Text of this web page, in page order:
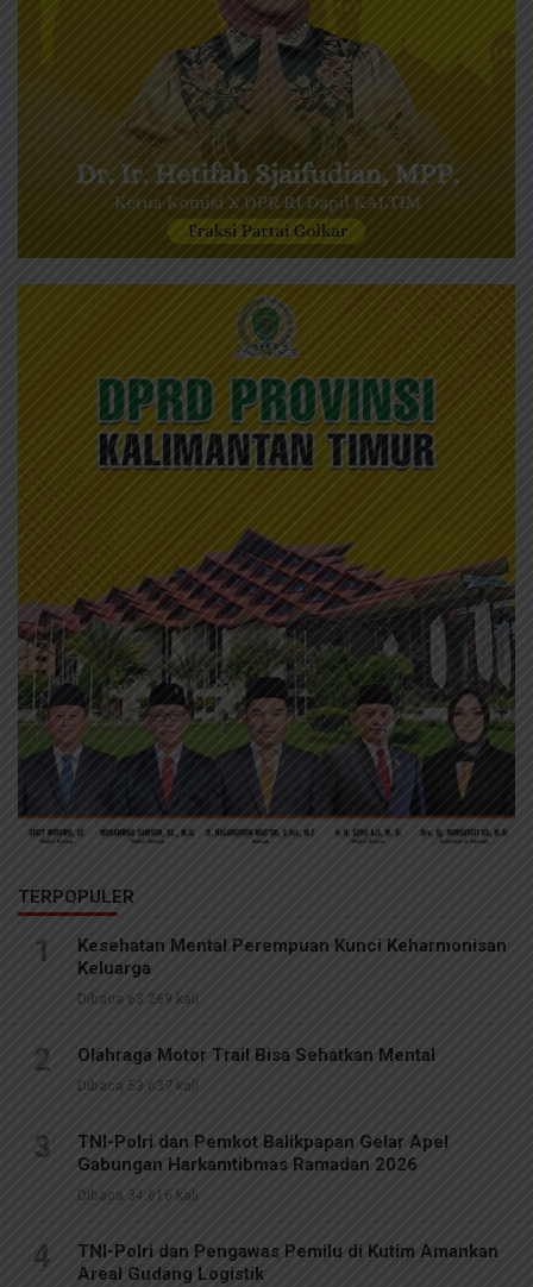
TERPOPULER
1
Kesehatan Mental Perempuan Kunci Keharmonisan
Keluarga
Dibaca 63.269 kali
2 Olahraga Motor Trail Bisa Sehatkan Mental
Dibaca 53.637 kali
3
TNI-Polri dan Pemkot Balikpapan Gelar Apel
Gabungan Harkamtibmas Ramadan 2026
Dibaca 34.616 kali
4
TNI-Polri dan Pengawas Pemilu di Kutim Amankan
Areal Gudang Logistik